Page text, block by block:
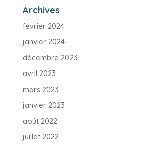
Archives
février 2024
janvier 2024
décembre 2023
avril 2023
mars 2023
janvier 2023
août 2022
juillet 2022